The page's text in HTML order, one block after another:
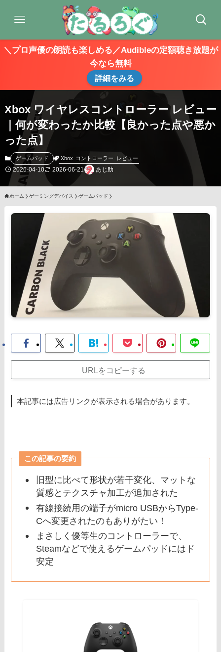
＼プロ声優の朗読も楽しめる／Audibleの定額聴き放題が
今なら無料
詳細をみる
Xbox ワイヤレスコントローラー レビュー
｜何が変わったか比較【良かった点や悪か
った点】
ゲームパッド Xbox コントローラー レビュー
2026-04-10 2026-06-21 あじ助
ホーム ゲーミングデバイス ゲームパッド
URLをコピーする
本記事には広告リンクが表示される場合があります。
この記事の要約
旧型に比べて形状が若干変化、マットな
質感とテクスチャ加工が追加された
有線接続用の端子がmicro USBからType-
Cへ変更されたのもありがたい！
まさしく優等生のコントローラーで、
Steamなどで使えるゲームパッドにはド
安定